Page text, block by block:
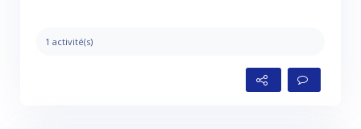
1 activité(s)